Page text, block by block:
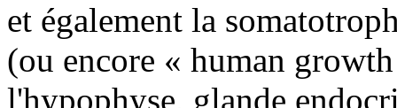
et également la
(ou encore « human
l'hypophyse, glande